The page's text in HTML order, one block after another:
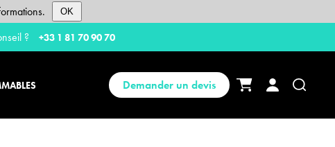
OK
? +33 1 81 70 90 70
Demander un devis